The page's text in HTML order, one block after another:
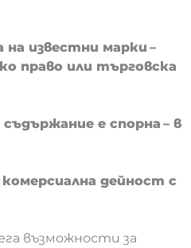
на известни марки –
право или търговска
е спорна – в
дейност с
възможности за